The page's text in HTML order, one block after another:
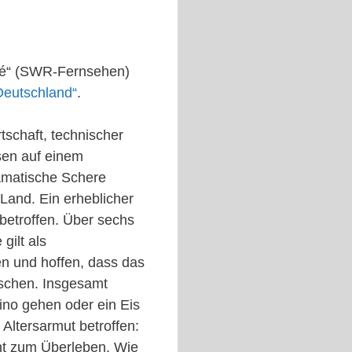
(SWR-Fernsehen)
.
technischer
auf einem
Schere
Ein erheblicher
Über sechs
gilt als
und hoffen, dass das
Insgesamt
gehen oder ein Eis
betroffen:
zum Überleben. Wie